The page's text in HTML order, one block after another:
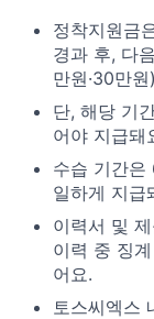
정착지원금
경과 후, 다
만원·30만
단, 해당 기
어야 지급돼
수습 기간은
일하게 지급
이력서 및
이력 중 징
어요.
토스씨엑스